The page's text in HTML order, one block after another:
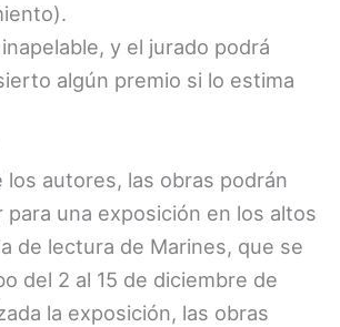
y el jurado podrá
algún premio si lo estima
los autores, las obras podrán
para una exposición en los altos
de lectura de Marines, que se
del 2 al 15 de diciembre de
la exposición, las obras